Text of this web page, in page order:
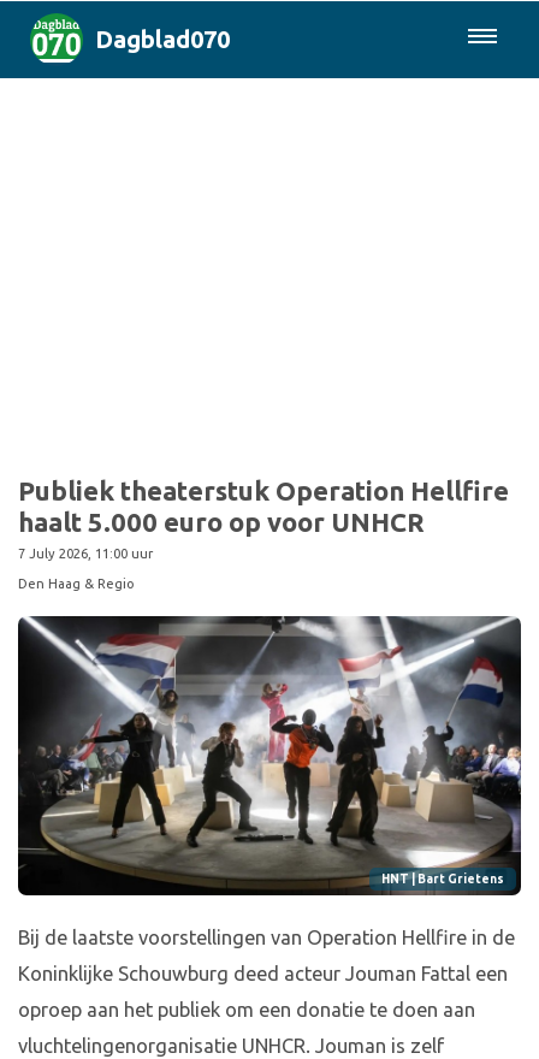
Dagblad070
Publiek theaterstuk Operation Hellfire
haalt 5.000 euro op voor UNHCR
7 July 2026, 11:00 uur
Den Haag & Regio
HNT | Bart Grietens
Bij de laatste voorstellingen van Operation Hellfire in de
Koninklijke Schouwburg deed acteur Jouman Fattal een
oproep aan het publiek om een donatie te doen aan
vluchtelingenorganisatie UNHCR. Jouman is zelf